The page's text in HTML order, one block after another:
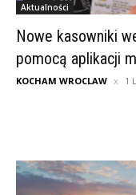
Aktualności
Nowe kasowniki
pomocą aplikacji
KOCHAM WROCLAW 1